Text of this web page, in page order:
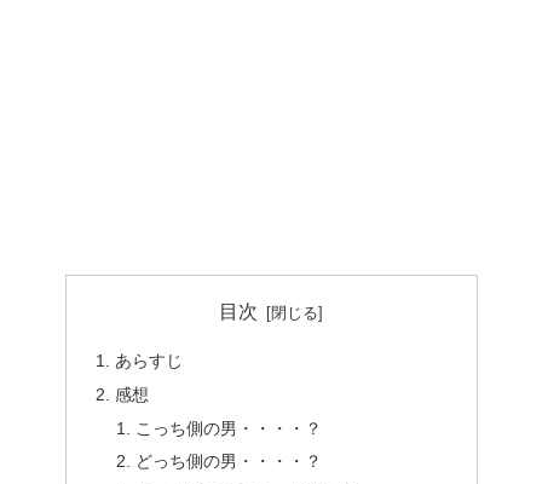
目次
あらすじ
感想
こっち側の男・・・・？
どっち側の男・・・・？